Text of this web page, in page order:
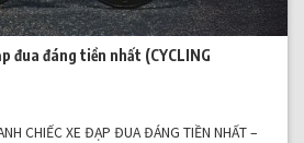
đua đáng tiền nhất (CYCLING
CHIẾC XE ĐẠP ĐUA ĐÁNG TIỀN NHẤT –